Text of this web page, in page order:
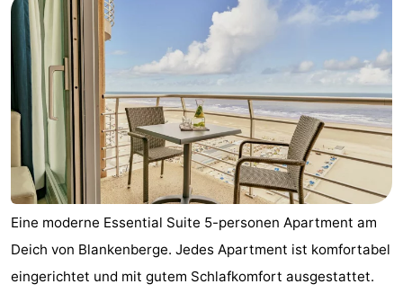
Eine moderne Essential Suite 5-personen Apartment am
Deich von Blankenberge. Jedes Apartment ist komfortabel
eingerichtet und mit gutem Schlafkomfort ausgestattet.